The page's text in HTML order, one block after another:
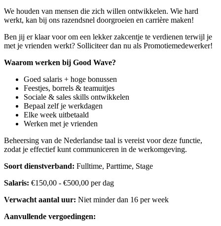
We houden van mensen die zich willen ontwikkelen. Wie hard
werkt, kan bij ons razendsnel doorgroeien en carrière maken!
Ben jij er klaar voor om een lekker zakcentje te verdienen terwijl je
met je vrienden werkt? Solliciteer dan nu als Promotiemedewerker!
Waarom werken bij Good Wave?
Goed salaris + hoge bonussen
Feestjes, borrels & teamuitjes
Sociale & sales skills ontwikkelen
Bepaal zelf je werkdagen
Elke week uitbetaald
Werken met je vrienden
Beheersing van de Nederlandse taal is vereist voor deze functie,
zodat je effectief kunt communiceren in de werkomgeving.
Soort dienstverband: Fulltime, Parttime, Stage
Salaris: €150,00 - €500,00 per dag
Verwacht aantal uur: Niet minder dan 16 per week
Aanvullende vergoedingen: